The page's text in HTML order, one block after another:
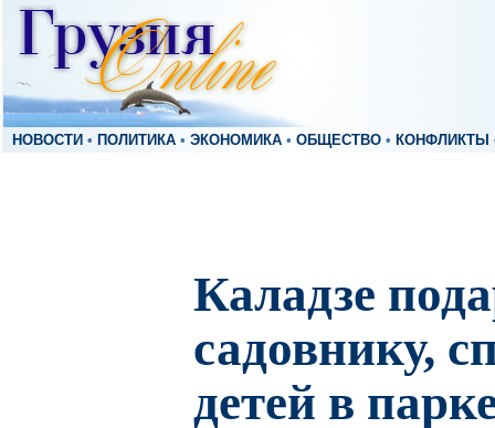
НОВОСТИ • ПОЛИТИКА • ЭКОНОМИКА • ОБЩЕСТВО • КОНФЛИКТЫ
Каладзе
садовнику,
детей в